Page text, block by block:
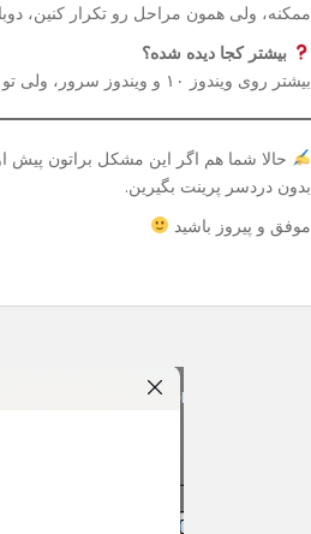
ممکنه، ولی همون مراحل رو تکرار کنین،
بیشتر کجا دیده شده؟
بیشتر روی ویندوز ۱۰ و ویندوز سرور، ولی تو ویندوز ۱۱ هم گزارش شده.
حالا شما هم اگر این مشکل براتون پیش
بدون دردسر پرینت بگیرین.
موفق و پیروز باشید